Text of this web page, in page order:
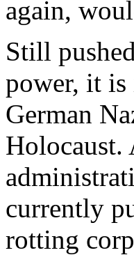
again,
Still pushed
power, it is
German
Holocaust.
currently
rotting